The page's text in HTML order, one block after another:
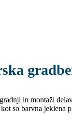
in montaži
so barvna jeklena